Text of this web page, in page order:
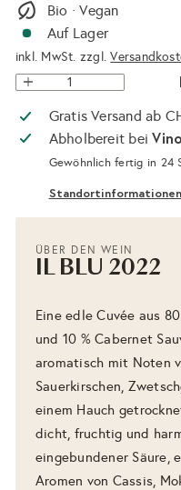
Bio · Vegan
Auf Lager
inkl. MwSt. zzgl.
Gratis Versand ab
Abholbereit bei
Gewöhnlich fertig in 24
ÜBER DEN WEIN
IL BLU 2022
Eine edle Cuvée aus
und 10 % Cabernet
aromatisch mit Noten
Sauerkirschen,
einem Hauch
dicht, fruchtig und
eingebundener Säure,
Aromen von Cassis,